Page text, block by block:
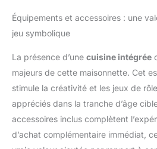
jouer
dans
Équipements et accessoires : une
jeu symbolique
La présence d’une cuisine intégrée
majeurs de cette maisonnette. Cet
stimule la créativité et les jeux de
appréciés dans la tranche d’âge
accessoires inclus complètent
d’achat complémentaire immédiat,